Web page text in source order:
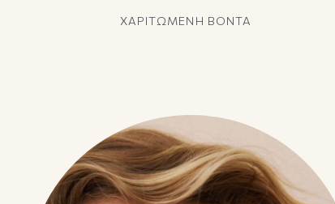
ΧΑΡΙΤΩΜΕΝΗ ΒΟΝΤΑ